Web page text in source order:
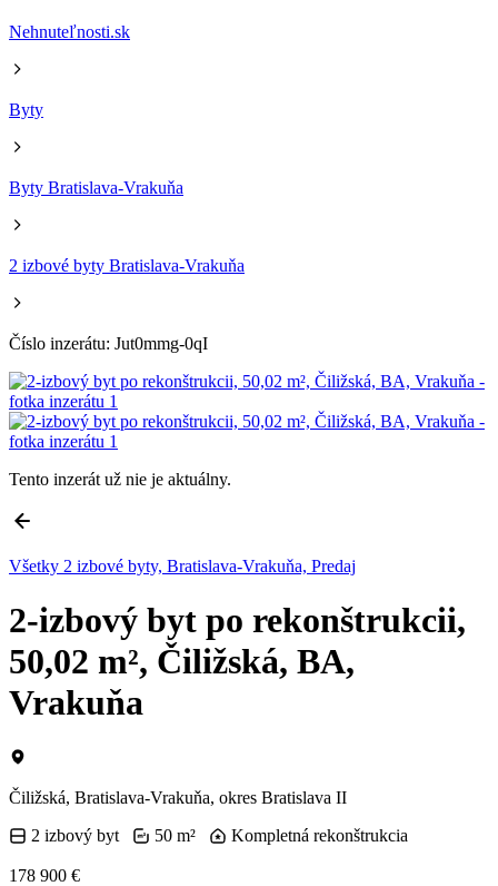
Nehnuteľnosti.sk
Byty
Byty Bratislava-Vrakuňa
2 izbové byty Bratislava-Vrakuňa
Číslo inzerátu: Jut0mmg-0qI
Tento inzerát už nie je aktuálny.
Všetky 2 izbové byty, Bratislava-Vrakuňa, Predaj
2-izbový byt po rekonštrukcii,
50,02 m², Čiližská, BA,
Vrakuňa
Čiližská, Bratislava-Vrakuňa, okres Bratislava II
2 izbový byt
50 m² Kompletná rekonštrukcia
178 900 €